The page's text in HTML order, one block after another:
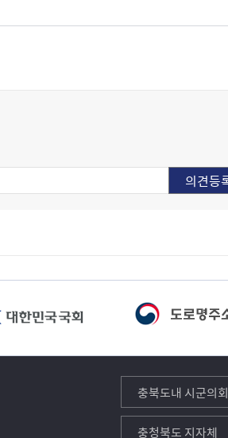
충북도내 시군의회
충청북도 지자체